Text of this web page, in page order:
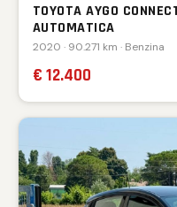
TOYOTA AYGO
AUTOMATICA
2020 · 90.271 km · Benzina
€ 12.400